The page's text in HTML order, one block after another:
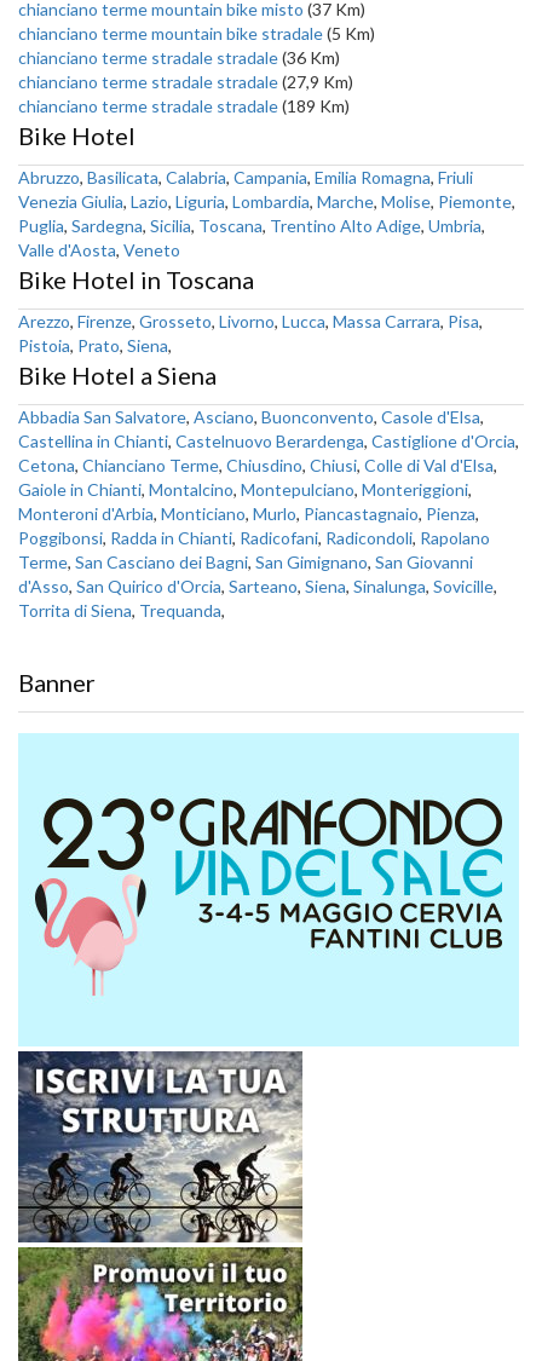
chianciano terme mountain bike misto (37 Km)
chianciano terme mountain bike stradale(5 Km)
chianciano terme stradale stradale(36 Km)
chianciano terme stradale stradale(27,9 Km)
chianciano terme stradale stradale(189 Km)
Bike Hotel
Abruzzo, Basilicata, Calabria, Campania, Emilia Romagna, Friuli
Venezia Giulia, Lazio, Liguria, Lombardia, Marche, Molise, Piemonte,
Puglia, Sardegna, Sicilia, Toscana, Trentino Alto Adige, Umbria,
Valle d'Aosta, Veneto
Bike Hotel in Toscana
Arezzo, Firenze, Grosseto, Livorno, Lucca, Massa Carrara, Pisa,
Pistoia, Prato, Siena,
Bike Hotel a Siena
Abbadia San Salvatore, Asciano, Buonconvento, Casole d'Elsa,
Castellina in Chianti, Castelnuovo Berardenga, Castiglione d'Orcia,
Cetona, Chianciano Terme, Chiusdino, Chiusi, Colle di Val d'Elsa,
Gaiole in Chianti, Montalcino, Montepulciano, Monteriggioni,
Monteroni d'Arbia, Monticiano, Murlo, Piancastagnaio, Pienza,
Poggibonsi, Radda in Chianti, Radicofani, Radicondoli, Rapolano
Terme, San Casciano dei Bagni, San Gimignano, San Giovanni
d'Asso, San Quirico d'Orcia, Sarteano, Siena, Sinalunga, Sovicille,
Torrita di Siena, Trequanda,
Banner